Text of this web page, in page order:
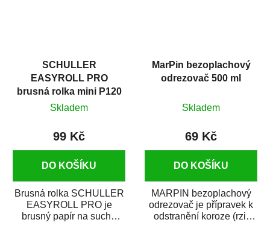
SCHULLER
EASYROLL PRO
brusná rolka mini P120
Skladem
99 Kč
DO KOŠÍKU
Brusná rolka SCHULLER
EASYROLL PRO je
brusný papír na suché
MarPin bezoplachový
odrezovač 500 ml
Skladem
69 Kč
DO KOŠÍKU
MARPIN bezoplachový
odrezovač je přípravek k
odstranění koroze (rzi)